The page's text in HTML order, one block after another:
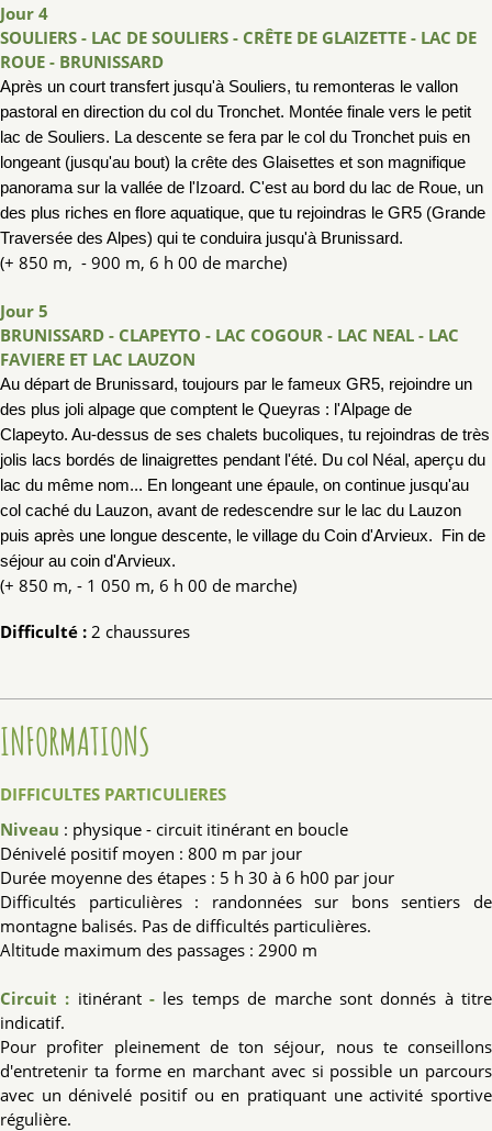
Jour 4
SOULIERS - LAC DE SOULIERS - CRÊTE DE GLAIZETTE - LAC DE
ROUE - BRUNISSARD
Après un court transfert jusqu'à Souliers, tu remonteras le vallon
pastoral en direction du col du Tronchet. Montée finale vers le petit
lac de Souliers. La descente se fera par le col du Tronchet puis en
longeant (jusqu'au bout) la crête des Glaisettes et son magnifique
panorama sur la vallée de l'Izoard. C'est au bord du lac de Roue, un
des plus riches en flore aquatique, que tu rejoindras le GR5 (Grande
Traversée des Alpes) qui te conduira jusqu'à Brunissard.
(+ 850 m, - 900 m, 6 h 00 de marche)
Jour 5
BRUNISSARD - CLAPEYTO - LAC COGOUR - LAC NEAL - LAC
FAVIERE ET LAC LAUZON
Au départ de Brunissard, toujours par le fameux GR5, rejoindre un
des plus joli alpage que comptent le Queyras : l'Alpage de
Clapeyto. Au-dessus de ses chalets bucoliques, tu rejoindras de très
jolis lacs bordés de linaigrettes pendant l'été. Du col Néal, aperçu du
lac du même nom... En longeant une épaule, on continue jusqu'au
col caché du Lauzon, avant de redescendre sur le lac du Lauzon
puis après une longue descente, le village du Coin d'Arvieux. Fin de
séjour au coin d'Arvieux.
(+ 850 m, - 1 050 m, 6 h 00 de marche)
Difficulté : 2 chaussures
INFORMATIONS
DIFFICULTES PARTICULIERES
Niveau : physique - circuit itinérant en boucle
Dénivelé positif moyen : 800 m par jour
Durée moyenne des étapes : 5 h 30 à 6 h00 par jour
Difficultés particulières : randonnées sur bons sentiers de
montagne balisés. Pas de difficultés particulières.
Altitude maximum des passages : 2900 m
Circuit : itinérant- les temps de marche sont donnés à titre
indicatif.
Pour profiter pleinement de ton séjour, nous te conseillons
d'entretenir ta forme en marchant avec si possible un parcours
avec un dénivelé positif ou en pratiquant une activité sportive
régulière.